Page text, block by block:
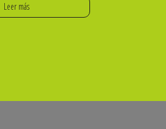
Leer más